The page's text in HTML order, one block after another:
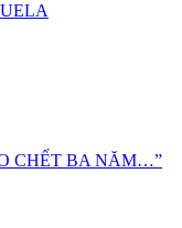
CHẾT BA NĂM…”